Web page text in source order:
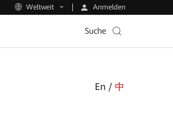
Weltweit Anmelden
Suche
En /中